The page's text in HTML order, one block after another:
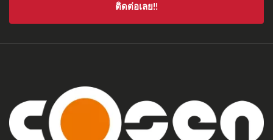
ติดต่อเลย!!